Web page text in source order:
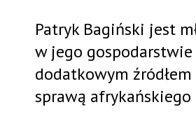
Patryk Bagiński jest
w jego
dodatkowym
sprawą